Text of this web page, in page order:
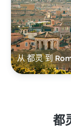
从 都灵 到
都